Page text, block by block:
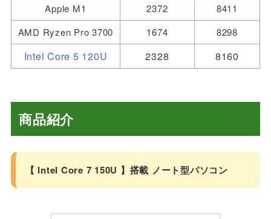
Apple M1 2372
8411
AMD Ryzen Pro 3700
1674 8298
Intel Core 5 120U 2328 8160
商品紹介
【 Intel Core 7 150U 】搭載 ノート型パソコン